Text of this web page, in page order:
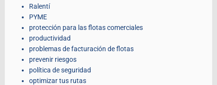
Ralentí
PYME
protección para las flotas comerciales
productividad
problemas de facturación de flotas
prevenir riesgos
política de seguridad
optimizar tus rutas